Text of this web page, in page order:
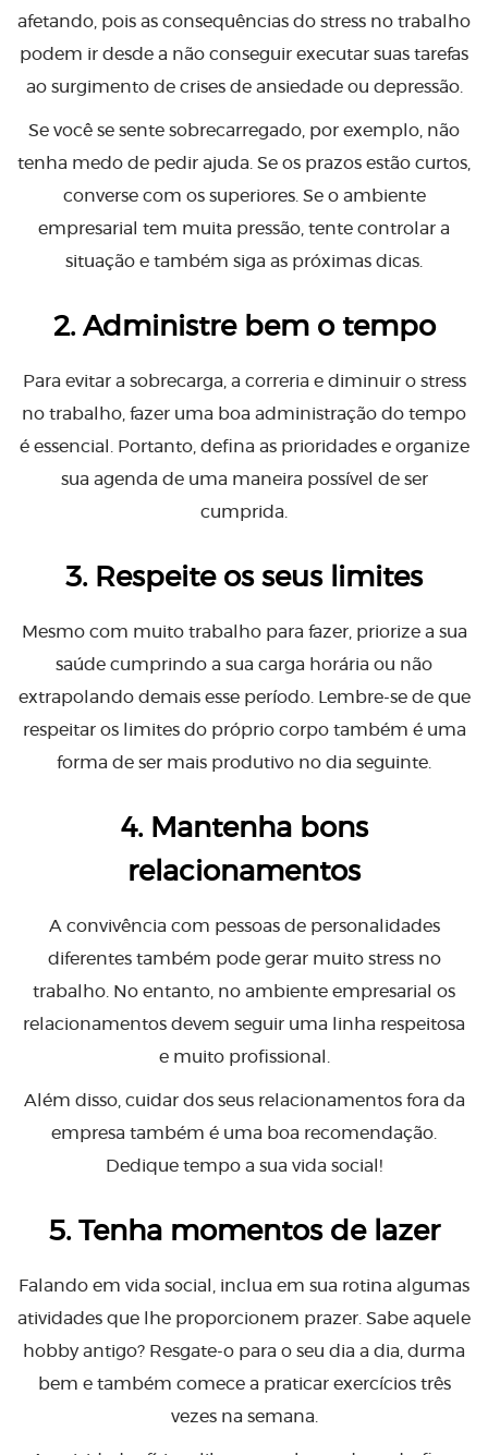
afetando, pois as consequências do stress no trabalho
podem ir desde a não conseguir executar suas tarefas
ao surgimento de crises de ansiedade ou depressão.
Se você se sente sobrecarregado, por exemplo, não
tenha medo de pedir ajuda. Se os prazos estão curtos,
converse com os superiores. Se o ambiente
empresarial tem muita pressão, tente controlar a
situação e também siga as próximas dicas.
2. Administre bem o tempo
Para evitar a sobrecarga, a correria e diminuir o stress
no trabalho, fazer uma boa administração do tempo
é essencial. Portanto, defina as prioridades e organize
sua agenda de uma maneira possível de ser
cumprida.
3. Respeite os seus limites
Mesmo com muito trabalho para fazer, priorize a sua
saúde cumprindo a sua carga horária ou não
extrapolando demais esse período. Lembre-se de que
respeitar os limites do próprio corpo também é uma
forma de ser mais produtivo no dia seguinte.
4. Mantenha bons
relacionamentos
A convivência com pessoas de personalidades
diferentes também pode gerar muito stress no
trabalho. No entanto, no ambiente empresarial os
relacionamentos devem seguir uma linha respeitosa
e muito profissional.
Além disso, cuidar dos seus relacionamentos fora da
empresa também é uma boa recomendação.
Dedique tempo a sua vida social!
5. Tenha momentos de lazer
Falando em vida social, inclua em sua rotina algumas
atividades que lhe proporcionem prazer. Sabe aquele
hobby antigo? Resgate-o para o seu dia a dia, durma
bem e também comece a praticar exercícios três
vezes na semana.